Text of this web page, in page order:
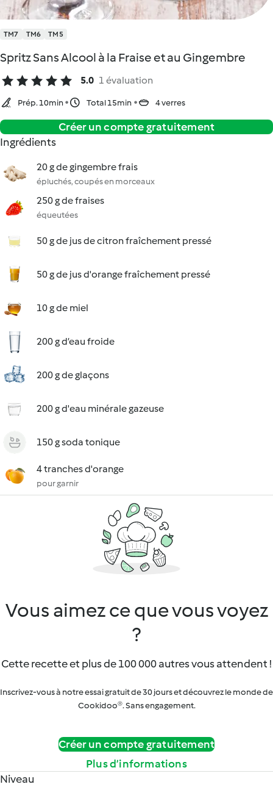
TM7 TM6 TM5
Spritz Sans Alcool à la Fraise et au Gingembre
5.0 1 évaluation
Prép. 10min Total 15min 4 verres
Créer un compte gratuitement
Ingrédients
20 g de gingembre frais
épluchés, coupés en morceaux
250 g de fraises
équeutées
50 g de jus de citron fraîchement pressé
50 g de jus d'orange fraîchement pressé
10 g de miel
200 g d’eau froide
200 g de glaçons
200 g d'eau minérale gazeuse
150 g soda tonique
4 tranches d'orange
pour garnir
Vous aimez ce que vous voyez
?
Cette recette et plus de 100 000 autres vous attendent !
Inscrivez-vous à notre essai gratuit de 30 jours et découvrez le monde de
Cookidoo®. Sans engagement.
Créer un compte gratuitement
Plus d’informations
Niveau